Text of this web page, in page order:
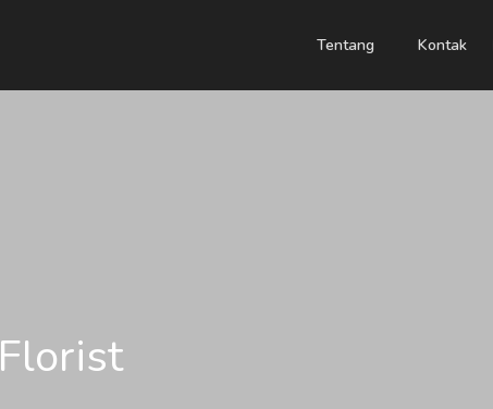
Tentang Kontak
Florist